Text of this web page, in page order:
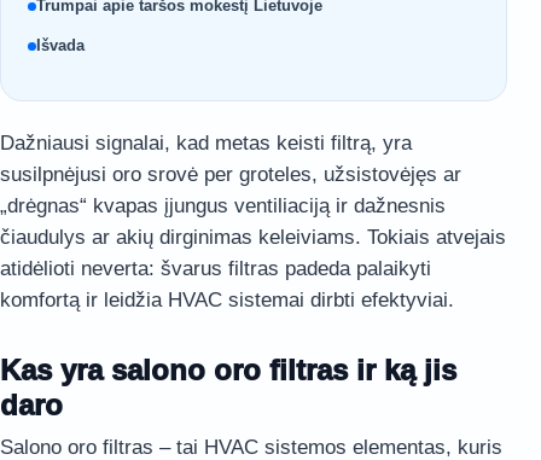
Trumpai apie taršos mokestį Lietuvoje
Išvada
Dažniausi signalai, kad metas keisti filtrą, yra
susilpnėjusi oro srovė per groteles, užsistovėjęs ar
„drėgnas“ kvapas įjungus ventiliaciją ir dažnesnis
čiaudulys ar akių dirginimas keleiviams. Tokiais atvejais
atidėlioti neverta: švarus filtras padeda palaikyti
komfortą ir leidžia HVAC sistemai dirbti efektyviai.
Kas yra salono oro filtras ir ką jis
daro
Salono oro filtras – tai HVAC sistemos elementas, kuris